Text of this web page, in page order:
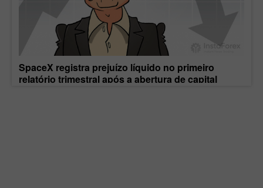
SpaceX registra prejuízo líquido no primeiro
relatório trimestral após a abertura de capital